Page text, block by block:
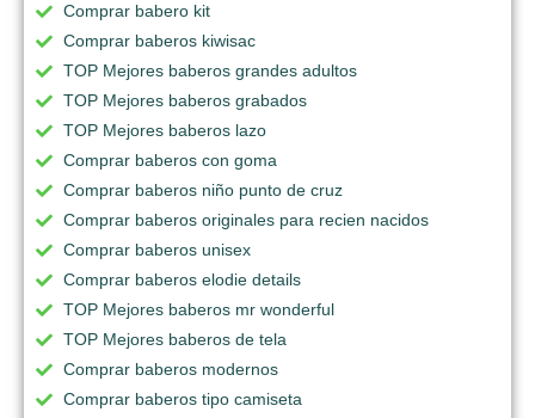
Comprar babero kit
Comprar baberos kiwisac
TOP Mejores baberos grandes adultos
TOP Mejores baberos grabados
TOP Mejores baberos lazo
Comprar baberos con goma
Comprar baberos niño punto de cruz
Comprar baberos originales para recien nacidos
Comprar baberos unisex
Comprar baberos elodie details
TOP Mejores baberos mr wonderful
TOP Mejores baberos de tela
Comprar baberos modernos
Comprar baberos tipo camiseta